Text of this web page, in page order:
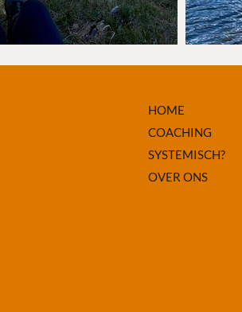
HOME
COACHING
SYSTEMISCH?
OVER ONS